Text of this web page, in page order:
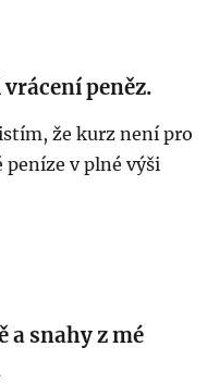
peněz.
že kurz není pro
peníze v plné výši
a snahy z mé